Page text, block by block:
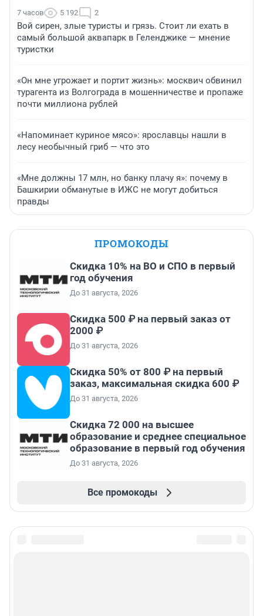
7 часов 5 192 2
Вой сирен, злые туристы и грязь. Стоит ли ехать в
самый большой аквапарк в Геленджике — мнение
туристки
«Он мне угрожает и портит жизнь»: москвич обвинил
турагента из Волгограда в мошенничестве и пропаже
почти миллиона рублей
«Напоминает куриное мясо»: ярославцы нашли в
лесу необычный гриб — что это
«Мне должны 17 млн, но банку плачу я»: почему в
Башкирии обманутые в ИЖС не могут добиться
правды
ПРОМОКОДЫ
Скидка 10% на ВО и СПО в первый
год обучения
До 31 августа, 2026
Скидка 500 ₽ на первый заказ от
2000 ₽
До 31 августа, 2026
Скидка 50% от 800 ₽ на первый
заказ, максимальная скидка 600 ₽
До 31 августа, 2026
Скидка 72 000 на высшее
образование и среднее специальное
образование в первый год обучения
До 31 августа, 2026
Все промокоды